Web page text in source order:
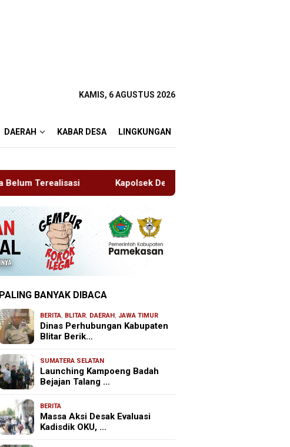
KAMIS, 6 AGUSTUS 2026
DAERAH KABAR DESA LINGKUNGAN
Kapolsek Dentim Hadiri Pelepasan Purna Tugas Danramil 1611-
PALING BANYAK DIBACA
BERITA, BLITAR, DAERAH ,JAWA TIMUR
Dinas Perhubungan Kabupaten
Blitar Berik…
SUMATERA SELATAN
Launching Kampoeng Badah
Bejajan Talang …
BERITA
Massa Aksi Desak Evaluasi
Kadisdik OKU, …